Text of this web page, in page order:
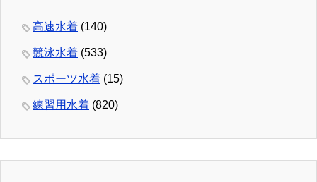
高速水着 (140)
競泳水着 (533)
スポーツ水着 (15)
練習用水着 (820)